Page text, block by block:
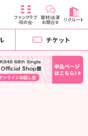
ファンクラブ
-柱の会-
取材/出演
お問合せ リクルート
チケット